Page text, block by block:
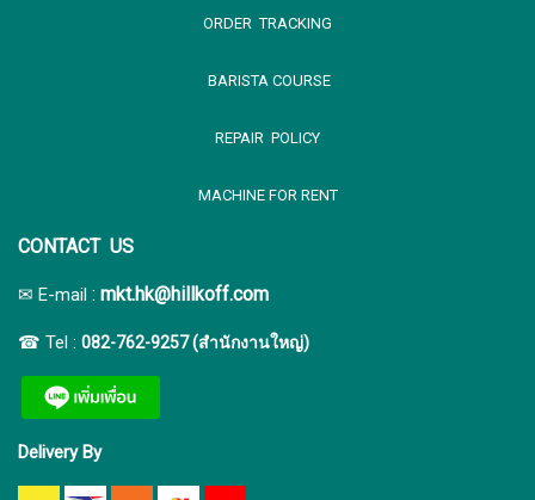
ORDER TRACKING
BARISTA COURSE
REPAIR POLICY
MACHINE FOR RENT
CONTACT US
✉ E-mail : mkt.hk@hillkoff.com
☎ Tel : 082-762-9257 (สำนักงานใหญ่)
Delivery By